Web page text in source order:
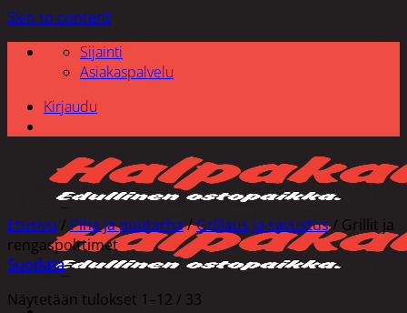
Skip to content
Sijainti
Asiakaspalvelu
Kirjaudu
Etusivu / Piha ja puutarha/Grillaus ja savustus / Grillit ja
rengaspolttimet
Suodata
Näytetään tulokset 1–12 / 33